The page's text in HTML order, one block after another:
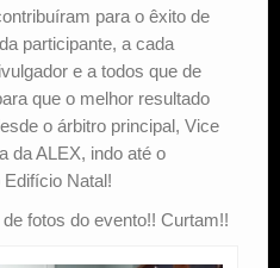
para o êxito de
participante, a cada
e a todos que de
que o melhor resultado
o árbitro principal, Vice
da ALEX, indo até o
Natal!
fotos do evento!! Curtam!!